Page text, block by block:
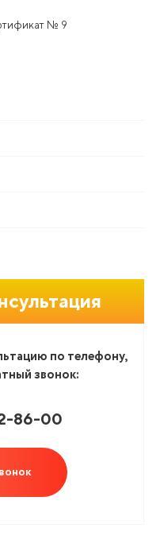
№ 9
по телефону,
звонок:
86-00